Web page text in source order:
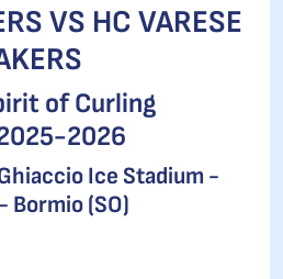
VS HC VARESE
of Curling
2026
Ice Stadium -
Bormio (SO)